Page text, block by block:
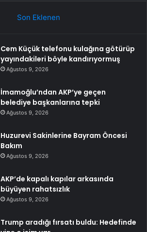
Son Eklenen
Cem Küçük telefonu kulağına götürüp
yayındakileri böyle kandırıyormuş
Ağustos 9, 2026
İmamoğlu’ndan AKP’ye geçen
belediye başkanlarına tepki
Ağustos 9, 2026
Huzurevi Sakinlerine Bayram Öncesi
Bakım
Ağustos 9, 2026
AKP’de kapalı kapılar arkasında
büyüyen rahatsızlık
Ağustos 9, 2026
Trump aradığı fırsatı buldu: Hedefinde